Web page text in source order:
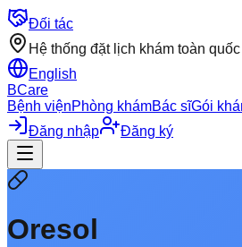
Đối tác
Hệ thống đặt lịch khám toàn quốc
English
BCare
Bệnh việnPhòng khámBác sĩGói
Đăng nhập
Đăng ký
Oresol